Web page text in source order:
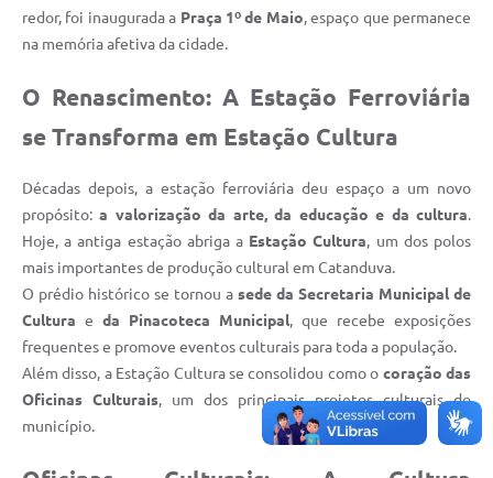
redor, foi inaugurada a Praça 1º de Maio, espaço que permanece
na memória afetiva da cidade.
O Renascimento: A Estação Ferroviária
se Transforma em Estação Cultura
Décadas depois, a estação ferroviária deu espaço a um novo
propósito:a valorização da arte, da educação e da cultura.
Hoje, a antiga estação abriga a Estação Cultura, um dos polos
mais importantes de produção cultural em Catanduva.
O prédio histórico se tornou a sede da Secretaria Municipal de
Cultura e da Pinacoteca Municipal, que recebe exposições
frequentes e promove eventos culturais para toda a população.
Além disso, a Estação Cultura se consolidou como o coração das
Oficinas Culturais, um dos principais projetos culturais do
município.